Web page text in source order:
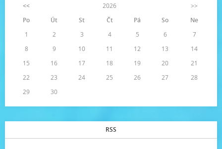
<<
2026
>>
Po
Út St Čt Pá So
Ne
1
2 3 4 5 6
7
8
9 10 11 12 13
14
15
16 17 18 19 20
21
22
23 24 25 26 27
28
29
30
RSS